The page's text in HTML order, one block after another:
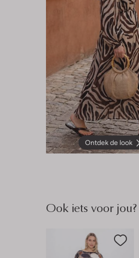
Ontdek de look
Ook iets voor jou?